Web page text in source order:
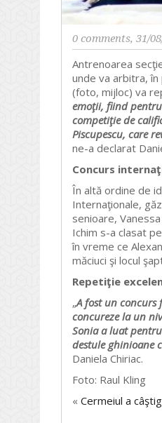
0 comments, 31/
Antrenoarea
unde va arbitra, în
(foto, mijloc) va
emoţii, fiind
competiţie de
Piscupescu, care
ne-a declarat
Concurs
În altă ordine de
Internaţionale,
senioare,
Ichim s-a clasat
în vreme ce
măciuci şi locul
Repetiţie
„A fost un concurs
concureze la un
Sonia a luat
destule ghinioane
Daniela Chiriac.
Foto: Raul Kling
« Cermeiul a